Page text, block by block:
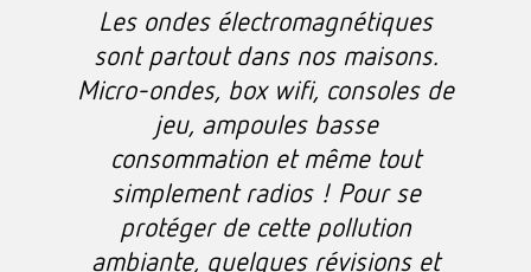
Les ondes électromagnétiques
sont partout dans nos maisons.
Micro-ondes, box wifi, consoles de
jeu, ampoules basse
consommation et même tout
simplement radios ! Pour se
protéger de cette pollution
ambiante, quelques révisions et